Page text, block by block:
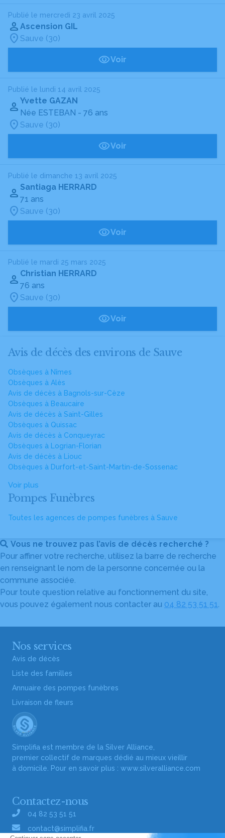
Publié le mercredi 23 avril 2025
Ascension GIL
Sauve (30)
Voir
Publié le lundi 14 avril 2025
Yvette GAZAN
Née ESTEBAN - 76 ans
Sauve (30)
Voir
Publié le dimanche 13 avril 2025
Santiaga HERRARD
71 ans
Sauve (30)
Voir
Publié le mardi 25 mars 2025
Christian HERRARD
76 ans
Sauve (30)
Voir
Avis de décès des environs de Sauve
Obsèques à Nîmes
Obsèques à Alès
Avis de décès à Bagnols-sur-Cèze
Obsèques à Beaucaire
Avis de décès à Saint-Gilles
Obsèques à Quissac
Avis de décès à Conqueyrac
Obsèques à Logrian-Florian
Avis de décès à Liouc
Obsèques à Durfort-et-Saint-Martin-de-Sossenac
Voir plus
Pompes Funèbres
Toutes les agences de pompes funèbres à Sauve
Vous ne trouvez pas l’avis de décès recherché ?
Pour affiner votre recherche, utilisez la barre de recherche
en renseignant le nom de la personne concernée ou la
commune associée.
Pour toute question relative au fonctionnement du site,
vous pouvez également nous contacter au 04 82 53 51 51.
Nos services
Avis de décès
Liste des familles
Annuaire des pompes funèbres
Livraison de fleurs
Simplifia est membre de la Silver Alliance,
premier collectif de marques dédié au mieux vieillir
à domicile. Pour en savoir plus : www.silveralliance.com
Contactez-nous
04 82 53 51 51
contact@simplifia.fr